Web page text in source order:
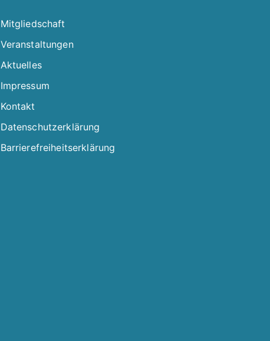
Mitgliedschaft
Veranstaltungen
Aktuelles
Impressum
Kontakt
Datenschutzerklärung
Barrierefreiheitserklärung